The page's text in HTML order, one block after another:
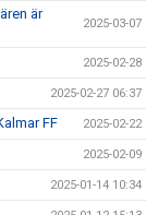
är
2025-03-07
2025-02-28
2025-02-27 06:37
FF 2025-02-22
2025-02-09
2025-01-14 10:34